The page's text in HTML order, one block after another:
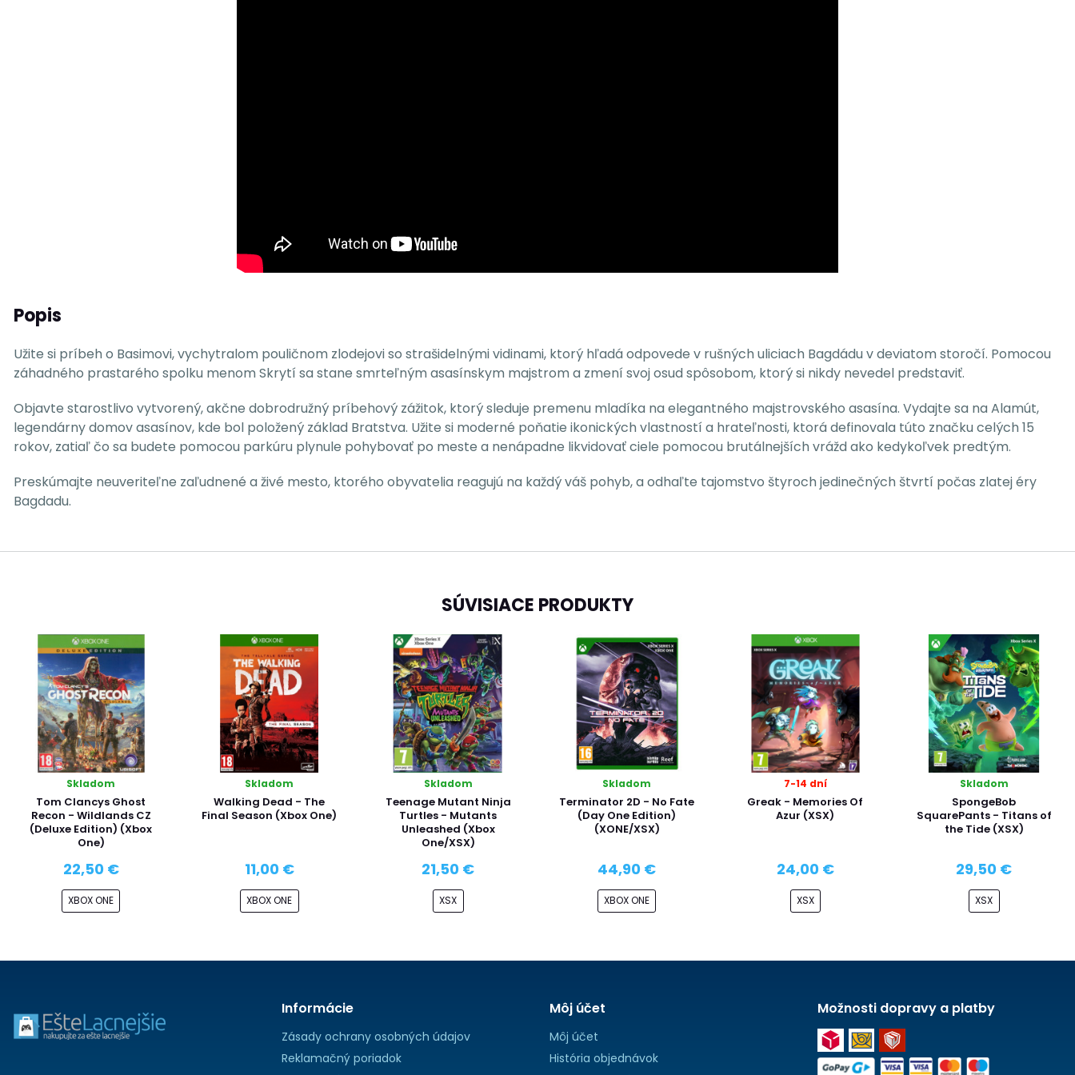
Popis
Užite si príbeh o Basimovi, vychytralom pouličnom zlodejovi so strašidelnými vidinami, ktorý hľadá odpovede v rušných uliciach Bagdádu v deviatom storočí. Pomocou
záhadného prastarého spolku menom Skrytí sa stane smrteľným asasínskym majstrom a zmení svoj osud spôsobom, ktorý si nikdy nevedel predstaviť.
Objavte starostlivo vytvorený, akčne dobrodružný príbehový zážitok, ktorý sleduje premenu mladíka na elegantného majstrovského asasína. Vydajte sa na Alamút,
legendárny domov asasínov, kde bol položený základ Bratstva. Užite si moderné poňatie ikonických vlastností a hrateľnosti, ktorá definovala túto značku celých 15
rokov, zatiaľ čo sa budete pomocou parkúru plynule pohybovať po meste a nenápadne likvidovať ciele pomocou brutálnejších vrážd ako kedykoľvek predtým.
Preskúmajte neuveriteľne zaľudnené a živé mesto, ktorého obyvatelia reagujú na každý váš pohyb, a odhaľte tajomstvo štyroch jedinečných štvrtí počas zlatej éry
Bagdadu.
SÚVISIACE PRODUKTY
Skladom
Tom Clancys Ghost
Recon - Wildlands CZ
(Deluxe Edition) (Xbox
One)
22,50 €
XBOX ONE
Skladom
Walking Dead - The
Final Season (Xbox One)
11,00 €
XBOX ONE
Skladom
Teenage Mutant Ninja
Turtles - Mutants
Unleashed (Xbox
One/XSX)
21,50 €
XSX
Skladom
Terminator 2D - No Fate
(Day One Edition)
(XONE/XSX)
44,90 €
XBOX ONE
7-14 dní
Greak - Memories Of
Azur (XSX)
24,00 €
XSX
Skladom
SpongeBob
SquarePants - Titans of
the Tide (XSX)
29,50 €
XSX
Informácie
Zásady ochrany osobných údajov
Reklamačný poriadok
Môj účet
Môj účet
História objednávok
Možnosti dopravy a platby